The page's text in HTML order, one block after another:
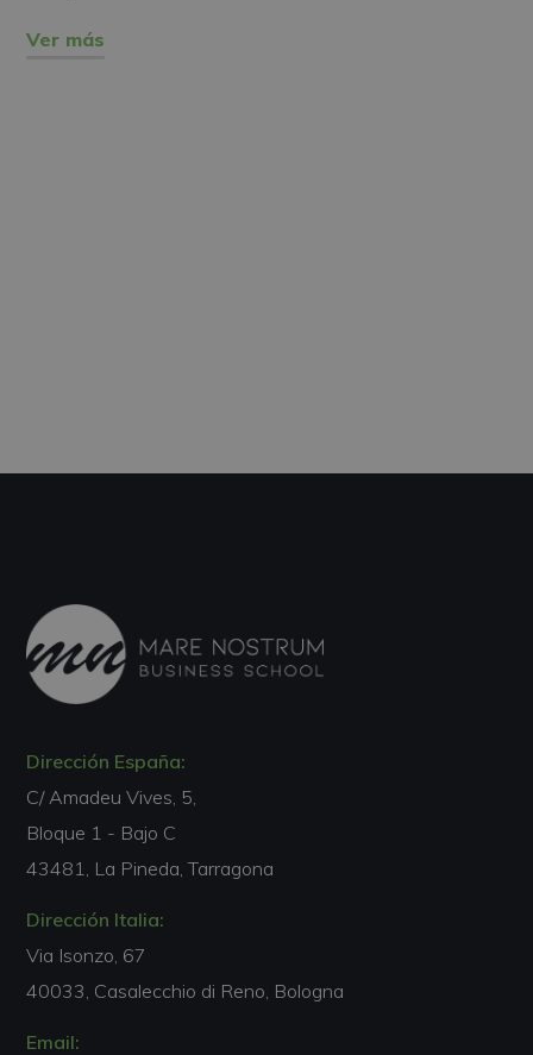
Ver más
Dirección España:
C/ Amadeu Vives, 5,
Bloque 1 - Bajo C
43481, La Pineda, Tarragona
Dirección Italia:
Via Isonzo, 67
40033, Casalecchio di Reno, Bologna
Email: